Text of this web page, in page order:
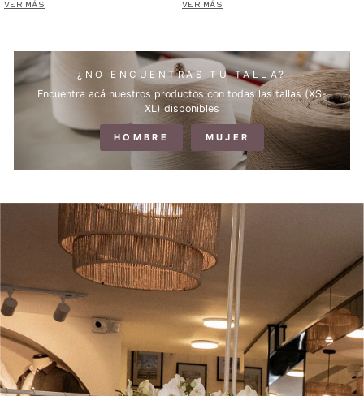
VER MÁS VER MÁS
¿NO ENCUENTRAS TU TALLA?
Encuentra acá nuestros productos con todas las tallas (XS-
XL) disponibles
HOMBRE MUJER